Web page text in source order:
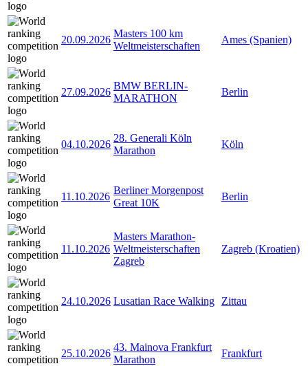
20.09.2026
Masters 100 km
Weltmeisterschaften
Ames (Spanien)
27.09.2026
BMW BERLIN-
MARATHON
Berlin
04.10.2026
28. Generali Köln
Marathon
Köln
11.10.2026
Berliner Morgenpost
Great 10K
Berlin
11.10.2026
Masters Marathon-
Weltmeisterschaften
Zagreb
Zagreb (Kroatien)
24.10.2026 Lusatian Race Walking Zittau
25.10.2026
43. Mainova Frankfurt
Marathon
Frankfurt